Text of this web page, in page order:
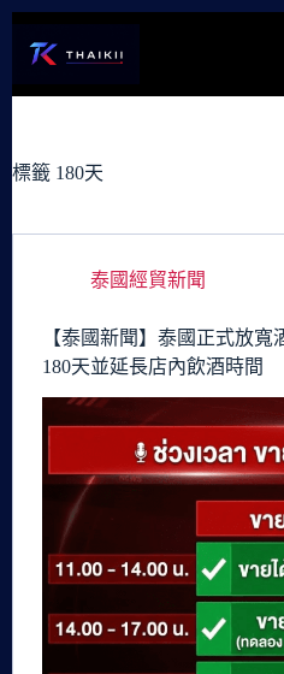
容
標籤 180天
泰國經貿新聞
【泰國新聞】泰國正式放寬
180天並延長店內飲酒時間